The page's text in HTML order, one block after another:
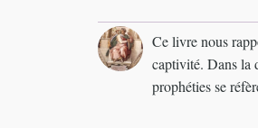
Ce livre nous
captivité. Dans la
prophéties se